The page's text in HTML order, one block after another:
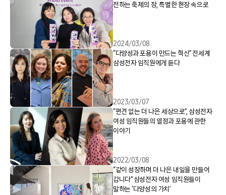
전하는 축제의 장, 특별한 현장 속으로
2024/03/08
“다양성과 포용이 만드는 혁신” 전세계
삼성전자 임직원에게 듣다
2023/03/07
“편견 없는 더 나은 세상으로”, 삼성전자
여성 임직원들의 열정과 포용에 관한
이야기
2022/03/08
“같이 성장하며 더 나은 내일을 만들어
갑니다” 삼성전자 여성 임직원들이
말하는 ‘다양성의 가치’